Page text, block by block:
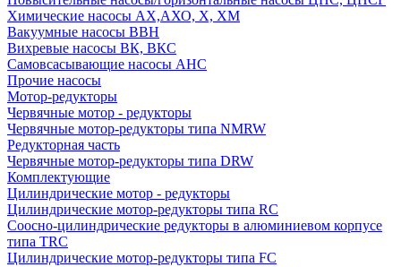
Химические насосы АХ,АХО, Х, ХМ
Вакуумные насосы ВВН
Вихревые насосы ВК, ВКС
Самовсасывающие насосы АНС
Прочие насосы
Мотор-редукторы
Червячные мотор - редукторы
Червячные мотор-редукторы типа NMRW
Редукторная часть
Червячные мотор-редукторы типа DRW
Комплектующие
Цилиндрические мотор - редукторы
Цилиндрические мотор-редукторы типа RC
Соосно-цилиндрические редукторы в алюминиевом корпусе
типа TRC
Цилиндрические мотор-редукторы типа FC